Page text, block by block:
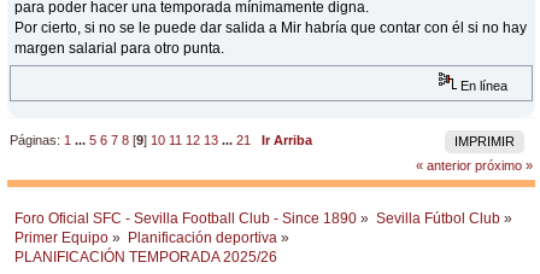
para poder hacer una temporada mínimamente digna.
Por cierto, si no se le puede dar salida a Mir habría que contar con él si no hay
margen salarial para otro punta.
En línea
IMPRIMIR
Páginas: 1 ...5 6 7 8 [9] 10 11 12 13 ...21
Ir Arriba
« anterior próximo »
Foro Oficial SFC - Sevilla Football Club - Since 1890 » Sevilla Fútbol Club »
Primer Equipo » Planificación deportiva »
PLANIFICACIÓN TEMPORADA 2025/26